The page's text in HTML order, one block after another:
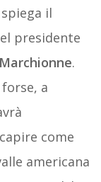
il
presidente
.
a
come
americana